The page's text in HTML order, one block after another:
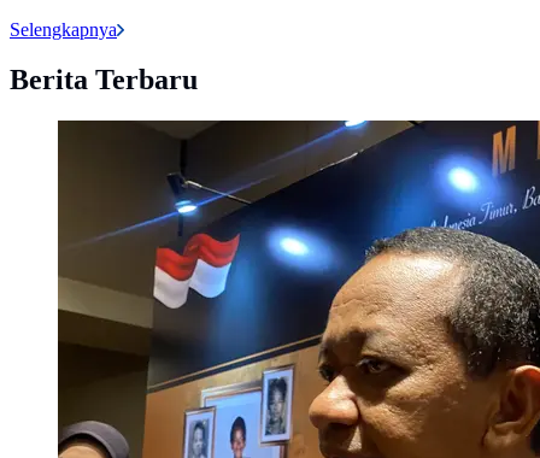
Selengkapnya
Berita Terbaru